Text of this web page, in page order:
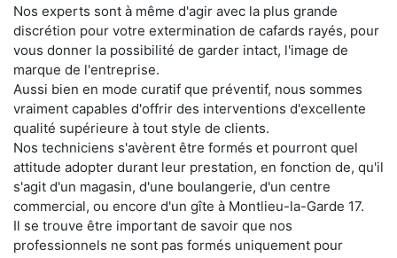
Nos experts sont à même d'agir avec la plus grande
discrétion pour votre extermination de cafards rayés, pour
vous donner la possibilité de garder intact, l'image de
marque de l'entreprise.
Aussi bien en mode curatif que préventif, nous sommes
vraiment capables d'offrir des interventions d'excellente
qualité supérieure à tout style de clients.
Nos techniciens s'avèrent être formés et pourront quel
attitude adopter durant leur prestation, en fonction de, qu'il
s'agit d'un magasin, d'une boulangerie, d'un centre
commercial, ou encore d'un gîte à Montlieu-la-Garde 17.
Il se trouve être important de savoir que nos
professionnels ne sont pas formés uniquement pour